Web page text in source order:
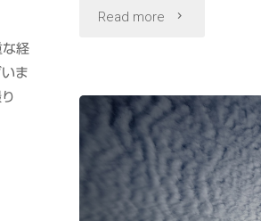
経
ま
Read more "京
へ
帰
省"